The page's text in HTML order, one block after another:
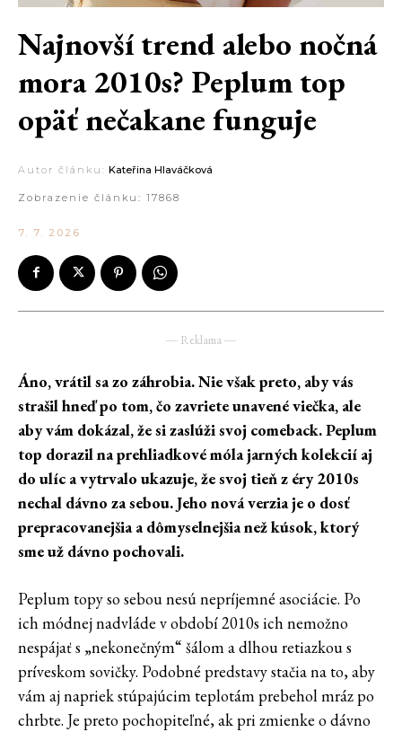
Najnovší trend alebo nočná
mora 2010s? Peplum top
opäť nečakane funguje
Autor článku: Kateřina Hlaváčková
Zobrazenie článku: 17868
7. 7. 2026
― Reklama ―
Áno, vrátil sa zo záhrobia. Nie však preto, aby vás
strašil hneď po tom, čo zavriete unavené viečka, ale
aby vám dokázal, že si zaslúži svoj comeback. Peplum
top dorazil na prehliadkové móla jarných kolekcií aj
do ulíc a vytrvalo ukazuje, že svoj tieň z éry 2010s
nechal dávno za sebou. Jeho nová verzia je o dosť
prepracovanejšia a dômyselnejšia než kúsok, ktorý
sme už dávno pochovali.
Peplum topy so sebou nesú nepríjemné asociácie. Po
ich módnej nadvláde v období 2010s ich nemožno
nespájať s „nekonečným“ šálom a dlhou retiazkou s
príveskom sovičky. Podobné predstavy stačia na to, aby
vám aj napriek stúpajúcim teplotám prebehol mráz po
chrbte. Je preto pochopiteľné, ak pri zmienke o dávno